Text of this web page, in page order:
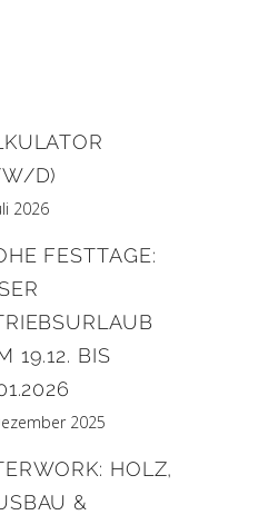
D)
2026
FESTTAGE:
19.12. BIS
2025
HOLZ,
&